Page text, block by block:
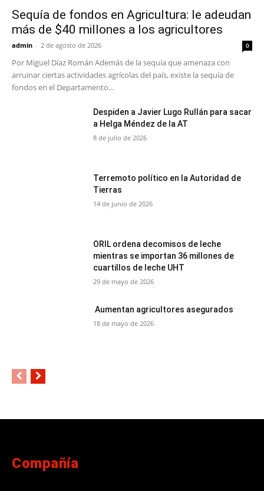
Sequía de fondos en Agricultura: le adeudan
más de $40 millones a los agricultores
admin - 2 de agosto de 2026 0
Por Miguel Díaz Román Además de la sequía que amenaza con
arruinar ciertas actividades agrícolas del país, existe la sequía de
fondos en el Departamento...
Despiden a Javier Lugo Rullán para sacar
a Helga Méndez de la AT
8 de julio de 2026
Terremoto político en la Autoridad de
Tierras
14 de junio de 2026
ORIL ordena decomisos de leche
mientras se importan 36 millones de
cuartillos de leche UHT
29 de mayo de 2026
Aumentan agricultores asegurados
18 de mayo de 2026
Compañía